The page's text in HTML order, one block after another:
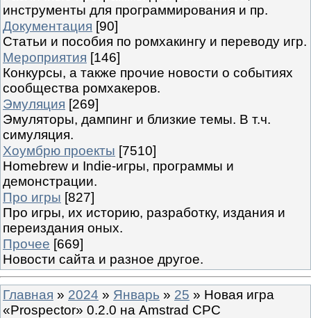
инструменты для программирования и пр.
Документация [90]
Статьи и пособия по ромхакингу и переводу игр.
Мероприятия [146]
Конкурсы, а также прочие новости о событиях
сообщества ромхакеров.
Эмуляция [269]
Эмуляторы, дампинг и близкие темы. В т.ч.
симуляция.
Хоумбрю проекты [7510]
Homebrew и Indie-игры, программы и
демонстрации.
Про игры [827]
Про игры, их историю, разработку, издания и
переиздания оных.
Прочее [669]
Новости сайта и разное другое.
Главная » 2024 » Январь » 25 » Новая игра
«Prospector» 0.2.0 на Amstrad CPC